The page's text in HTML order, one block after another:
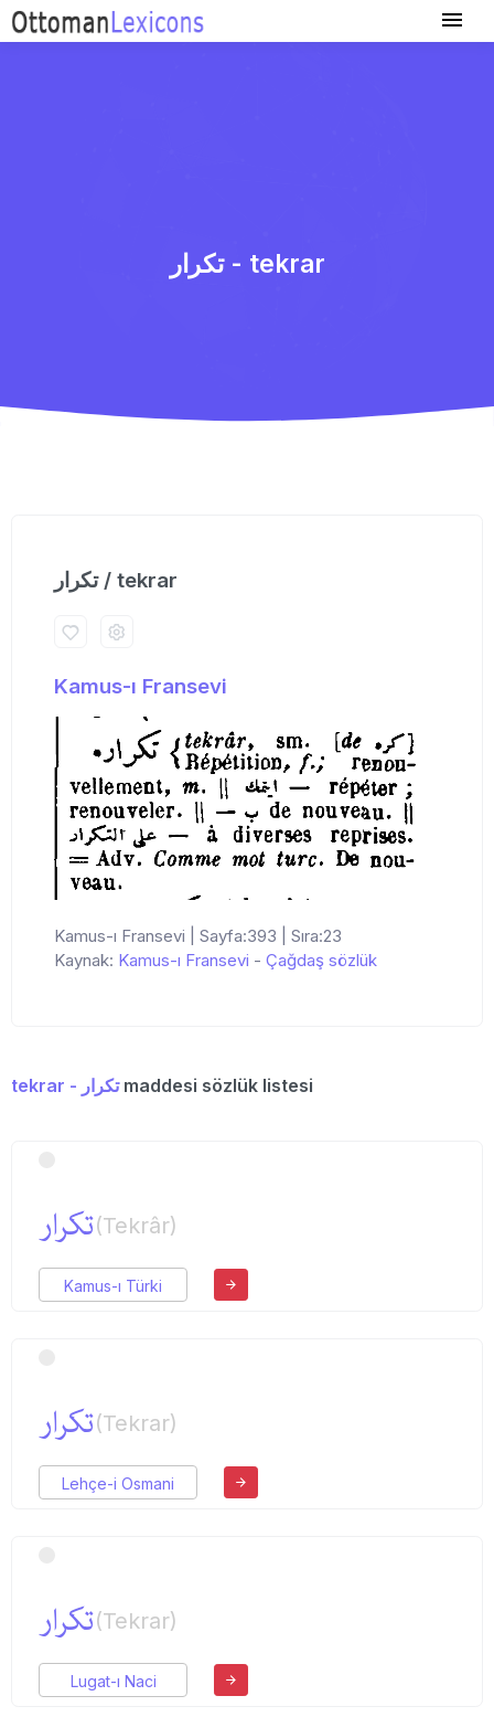
تكرار - tekrar
تكرار / tekrar
Kamus-ı Fransevi
Kamus-ı Fransevi | Sayfa:393 | Sıra:23
Kaynak: Kamus-ı Fransevi - Çağdaş sözlük
tekrar - تكرارmaddesi sözlük listesi
تكرار(Tekrâr)
Kamus-ı Türki
تكرار(Tekrar)
Lehçe-i Osmani
تكرار(Tekrar)
Lugat-ı Naci